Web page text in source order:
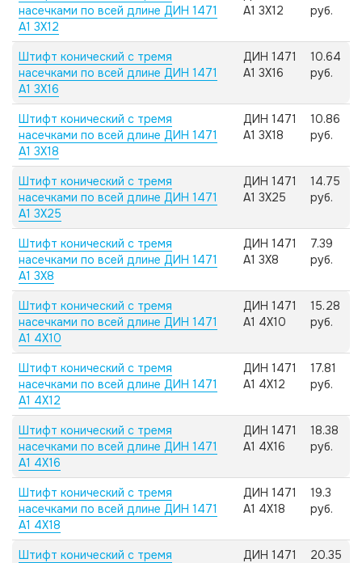
насечками по всей длине ДИН 1471
А1 3X12
А1 3X12
руб.
Штифт конический с тремя
насечками по всей длине ДИН 1471
А1 3X16
ДИН 1471
А1 3X16
10.64
руб.
Штифт конический с тремя
насечками по всей длине ДИН 1471
А1 3X18
ДИН 1471
А1 3X18
10.86
руб.
Штифт конический с тремя
насечками по всей длине ДИН 1471
А1 3X25
ДИН 1471
А1 3X25
14.75
руб.
Штифт конический с тремя
насечками по всей длине ДИН 1471
А1 3X8
ДИН 1471
А1 3X8
7.39
руб.
Штифт конический с тремя
насечками по всей длине ДИН 1471
А1 4X10
ДИН 1471
А1 4X10
15.28
руб.
Штифт конический с тремя
насечками по всей длине ДИН 1471
А1 4X12
ДИН 1471
А1 4X12
17.81
руб.
Штифт конический с тремя
насечками по всей длине ДИН 1471
А1 4X16
ДИН 1471
А1 4X16
18.38
руб.
Штифт конический с тремя
насечками по всей длине ДИН 1471
А1 4X18
ДИН 1471
А1 4X18
19.3
руб.
Штифт конический с тремя
ДИН 1471
20.35